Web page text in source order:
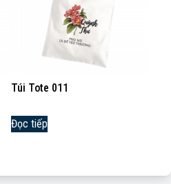
Túi Tote 011
Đọc tiếp